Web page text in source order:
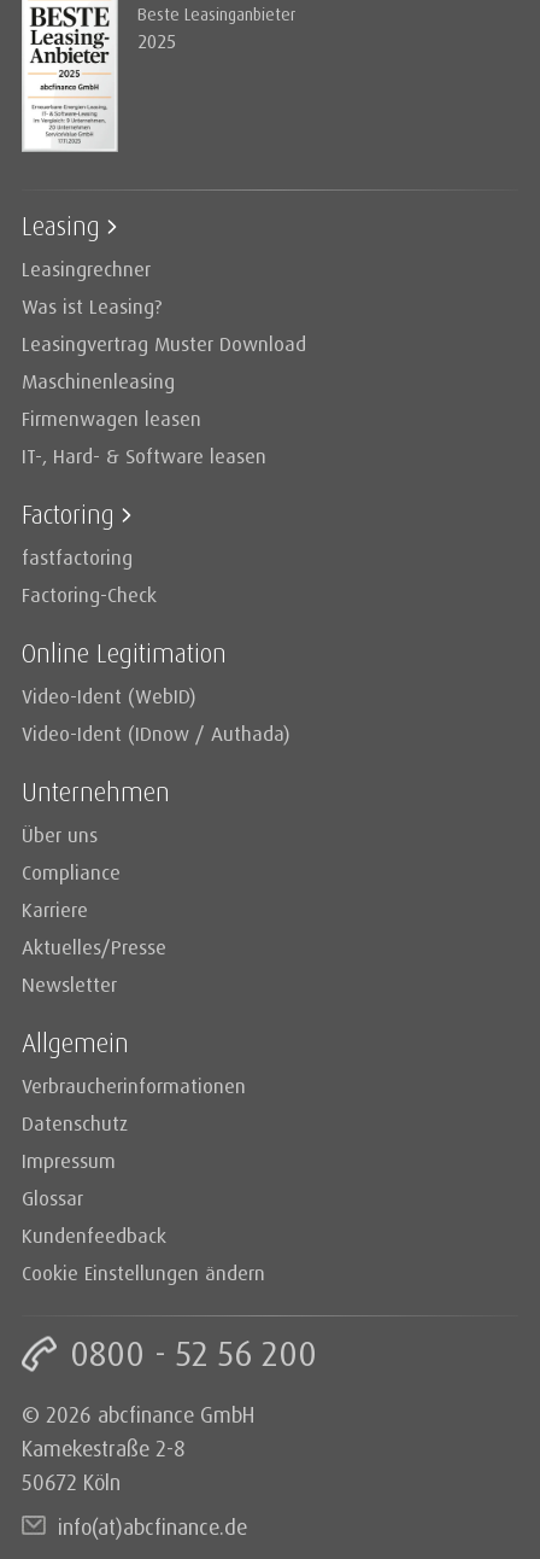
Beste Leasinganbieter
2025
Leasing
Leasingrechner
Was ist Leasing?
Leasingvertrag Muster Download
Maschinenleasing
Firmenwagen leasen
IT-, Hard- & Software leasen
Factoring
fastfactoring
Factoring-Check
Online Legitimation
Video-Ident (WebID)
Video-Ident (IDnow / Authada)
Unternehmen
Über uns
Compliance
Karriere
Aktuelles/Presse
Newsletter
Allgemein
Verbraucherinformationen
Datenschutz
Impressum
Glossar
Kundenfeedback
Cookie Einstellungen ändern
0800 - 52 56 200
© 2026 abcfinance GmbH
Kamekestraße 2-8
50672 Köln
info(at)abcfinance.de